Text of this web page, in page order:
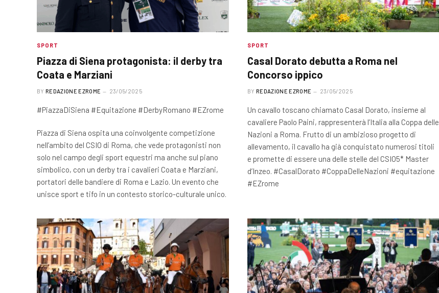
SPORT
Piazza di Siena protagonista: il derby tra
Coata e Marziani
BY REDAZIONE EZROME 23/05/2025
#PiazzaDiSiena #Equitazione #DerbyRomano #EZrome
Piazza di Siena ospita una coinvolgente competizione
nell’ambito del CSIO di Roma, che vede protagonisti non
solo nel campo degli sport equestri ma anche sul piano
simbolico, con un derby tra i cavalieri Coata e Marziani,
portatori delle bandiere di Roma e Lazio. Un evento che
unisce sport e tifo in un contesto storico-culturale unico.
SPORT
Casal Dorato debutta a Roma nel
Concorso ippico
BY REDAZIONE EZROME 23/05/2025
Un cavallo toscano chiamato Casal Dorato, insieme al
cavaliere Paolo Paini, rappresenterà l’Italia alla Coppa delle
Nazioni a Roma. Frutto di un ambizioso progetto di
allevamento, il cavallo ha già conquistato numerosi titoli
e promette di essere una delle stelle del CSIO5* Master
d’Inzeo. #CasalDorato #CoppaDelleNazioni #equitazione
#EZrome